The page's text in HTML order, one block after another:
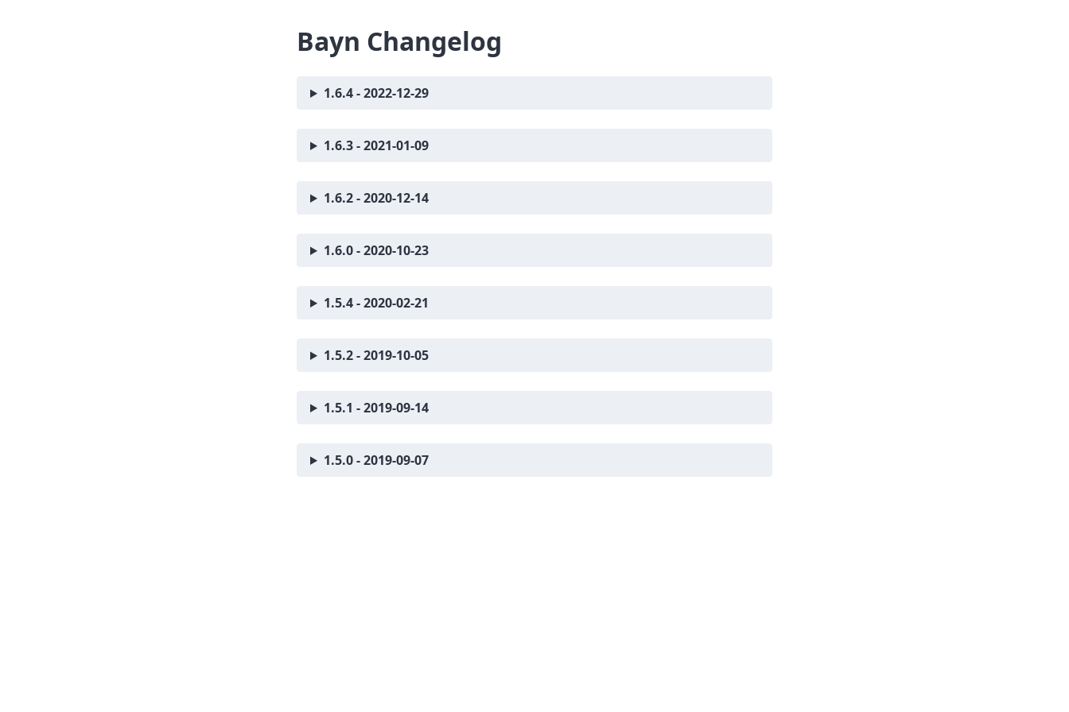
Bayn Changelog
1.6.4 - 2022-12-29
1.6.3 - 2021-01-09
1.6.2 - 2020-12-14
1.6.0 - 2020-10-23
1.5.4 - 2020-02-21
1.5.2 - 2019-10-05
1.5.1 - 2019-09-14
1.5.0 - 2019-09-07